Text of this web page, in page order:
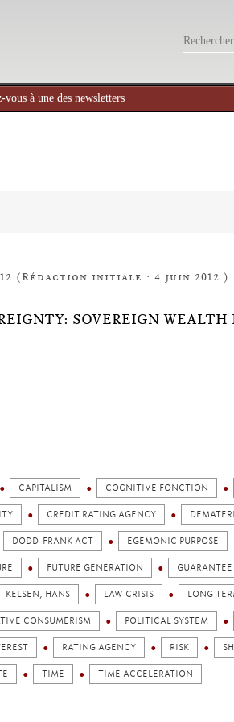
vous à une des newsletters
(Rédaction initiale : 4 juin 2012 )
SOVEREIGN
CAPITALISM COGNITIVE FONCTION
CREDIT RATING AGENCY
DODD-FRANK ACT EGEMONIC PURPOSE
FUTURE GENERATION GUARANTEE
KELSEN, HANS LAW CRISIS LONG
CONSUMERISM POLITICAL SYSTEM
RATING AGENCY RISK
TIME TIME ACCELERATION